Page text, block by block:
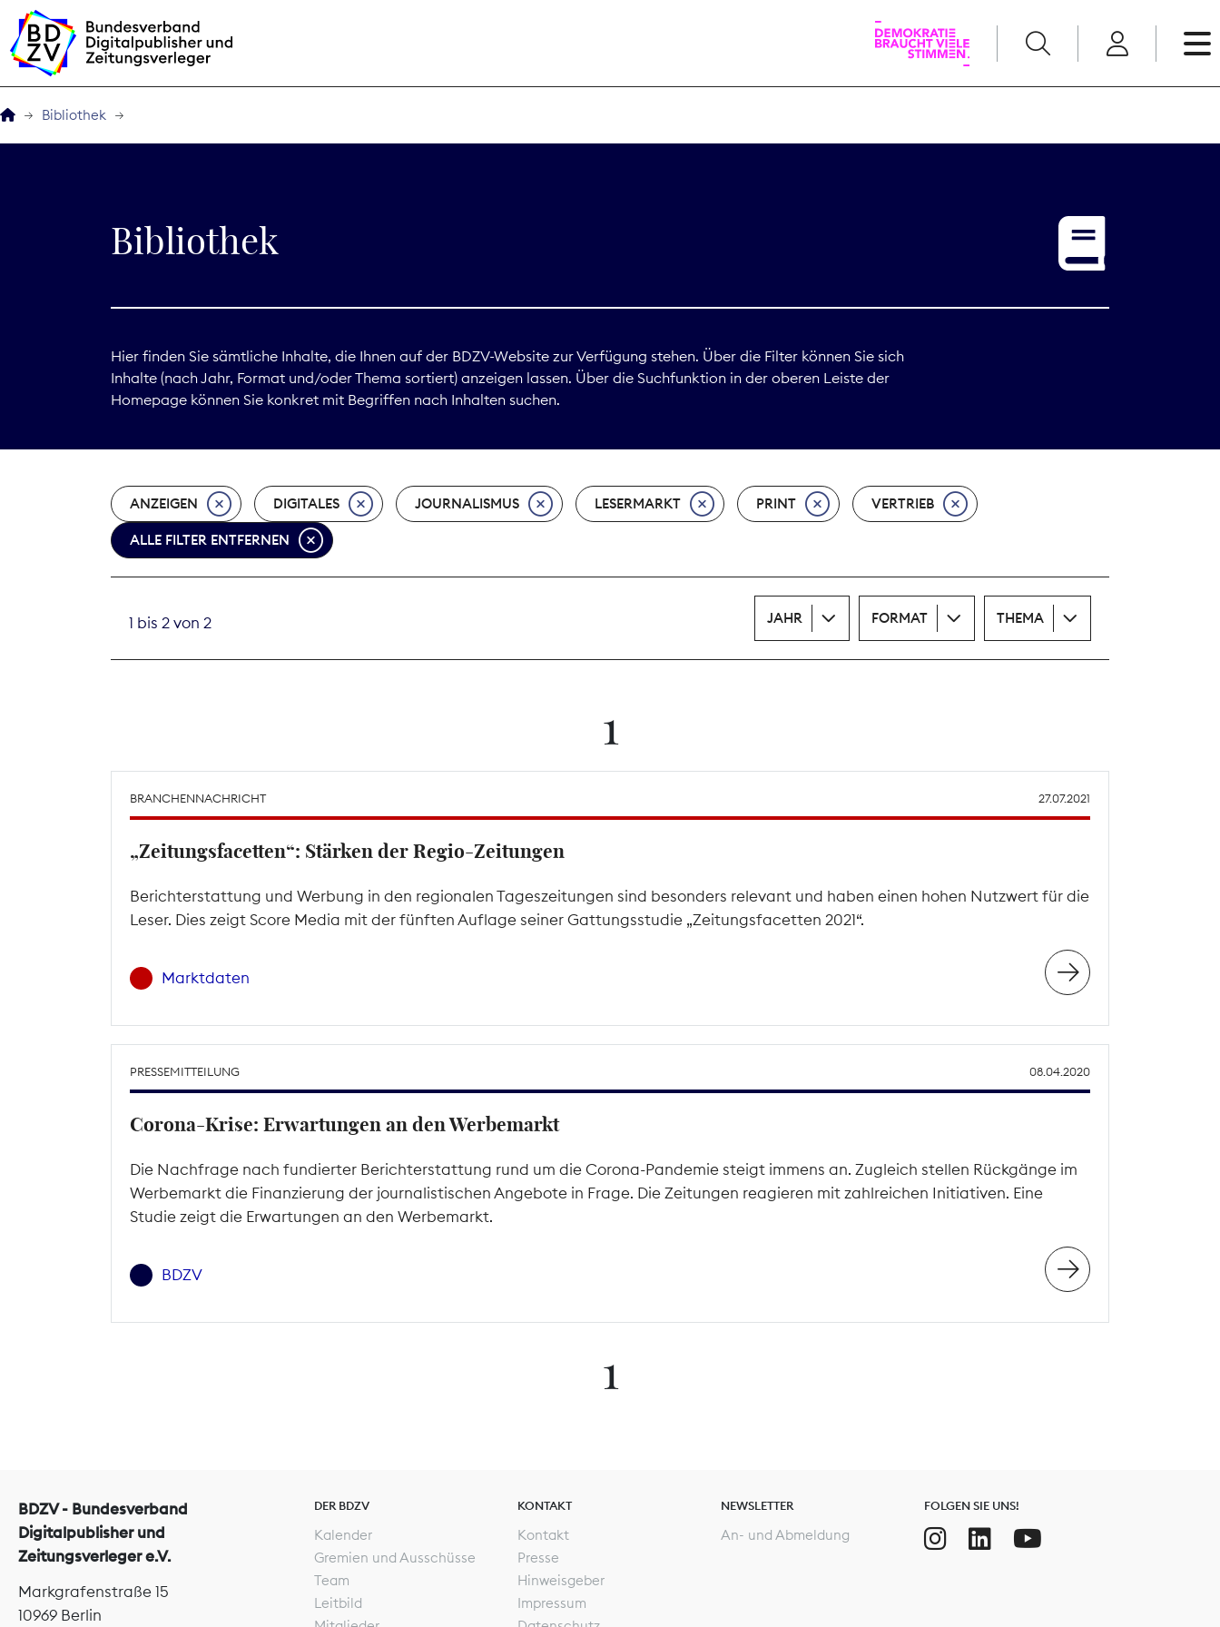
BDZVplus GmbH
Service
Print
Bibliothek
Bibliothek
Hier finden Sie sämtliche Inhalte, die Ihnen auf der BDZV-Website zur Verfügung stehen. Über die Filter können Sie sich
Inhalte (nach Jahr, Format und/oder Thema sortiert) anzeigen lassen. Über die Suchfunktion in der oberen Leiste der
Homepage können Sie konkret mit Begriffen nach Inhalten suchen.
ANZEIGEN DIGITALES JOURNALISMUS LESERMARKT PRINT VERTRIEB
ALLE FILTER ENTFERNEN
1 bis 2 von 2 JAHR FORMAT THEMA
1
BRANCHENNACHRICHT 27.07.2021
„Zeitungsfacetten“: Stärken der Regio-Zeitungen
Berichterstattung und Werbung in den regionalen Tageszeitungen sind besonders relevant und haben einen hohen Nutzwert für die
Leser. Dies zeigt Score Media mit der fünften Auflage seiner Gattungsstudie „Zeitungsfacetten 2021“.
Marktdaten
PRESSEMITTEILUNG 08.04.2020
Corona-Krise: Erwartungen an den Werbemarkt
Die Nachfrage nach fundierter Berichterstattung rund um die Corona-Pandemie steigt immens an. Zugleich stellen Rückgänge im
Werbemarkt die Finanzierung der journalistischen Angebote in Frage. Die Zeitungen reagieren mit zahlreichen Initiativen. Eine
Studie zeigt die Erwartungen an den Werbemarkt.
BDZV
1
BDZV - Bundesverband
Digitalpublisher und
Zeitungsverleger e.V.
Markgrafenstraße 15
10969 Berlin
DER BDZV
Kalender
Gremien und Ausschüsse
Team
Leitbild
KONTAKT
Kontakt
Presse
Hinweisgeber
Impressum
NEWSLETTER
An- und Abmeldung
FOLGEN SIE UNS!